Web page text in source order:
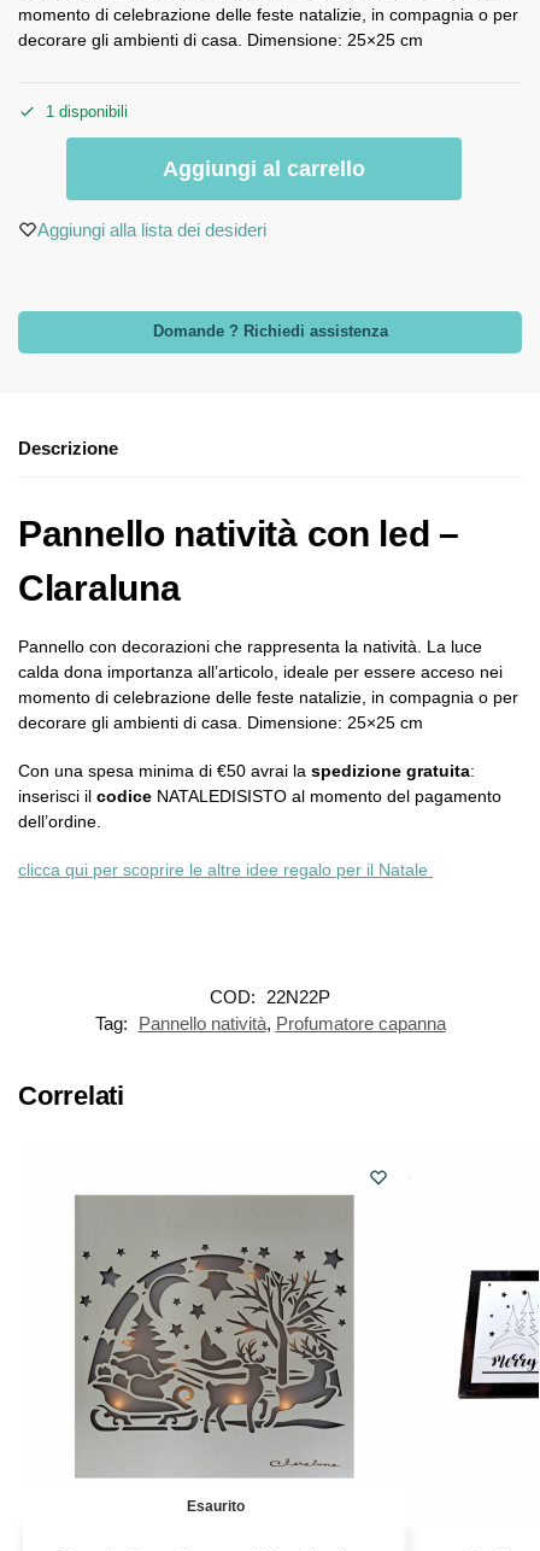
momento di celebrazione delle feste natalizie, in compagnia o per
decorare gli ambienti di casa. Dimensione: 25×25 cm
1 disponibili
Aggiungi al carrello
Aggiungi alla lista dei desideri
Domande ? Richiedi assistenza
Descrizione
Pannello natività con led –
Claraluna
Pannello con decorazioni che rappresenta la natività. La luce
calda dona importanza all’articolo, ideale per essere acceso nei
momento di celebrazione delle feste natalizie, in compagnia o per
decorare gli ambienti di casa. Dimensione: 25×25 cm
Con una spesa minima di €50 avrai la spedizione gratuita:
inserisci il codice NATALEDISISTO al momento del pagamento
dell’ordine.
clicca qui per scoprire le altre idee regalo per il Natale
COD:
22N22P
Tag:
Pannello natività, Profumatore capanna
Correlati
Esaurito